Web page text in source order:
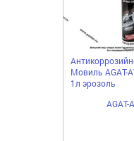
Мовиль AGAT-
1л эрозоль
AGAT-